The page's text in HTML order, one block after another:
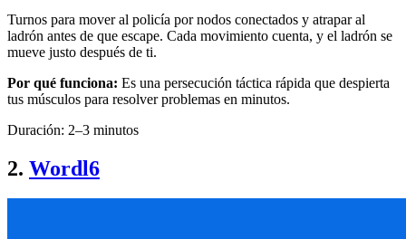
Turnos para mover al policía por nodos conectados y atrapar al
ladrón antes de que escape. Cada movimiento cuenta, y el ladrón se
mueve justo después de ti.
Por qué funciona: Es una persecución táctica rápida que despierta
tus músculos para resolver problemas en minutos.
Duración: 2–3 minutos
2. Wordl6